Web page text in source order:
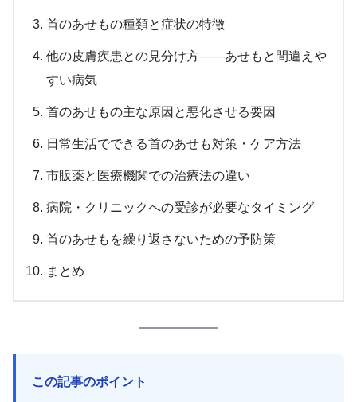
首のあせもの種類と症状の特徴
他の皮膚疾患との見分け方――あせもと間違えや
すい病気
首のあせもの主な原因と悪化させる要因
日常生活でできる首のあせも対策・ケア方法
市販薬と医療機関での治療法の違い
病院・クリニックへの受診が必要なタイミング
首のあせもを繰り返さないための予防策
まとめ
この記事のポイント